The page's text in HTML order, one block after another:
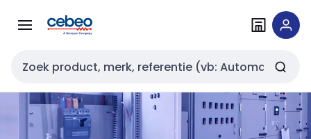
naar
naar
Zoekveld invoer